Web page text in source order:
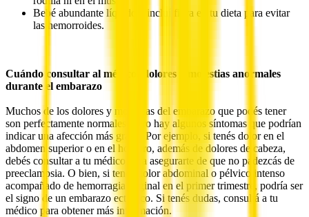
Bebé abundante líquido e incluí fibra en tu dieta para evitar
las hemorroides.
Cuándo consultar al médico: dolores y molestias anormales
durante el embarazo
Muchos de los dolores y molestias del embarazo que podés tener
son perfectamente normales, pero hay algunos síntomas que podrían
indicar una afección más grave. Por ejemplo, si tenés dolor en el
abdomen superior o en el hombro, además de dolores de cabeza,
debés consultar a tu médico para asegurarte de que no padezcás de
preeclampsia. O bien, si tenés dolor abdominal o pélvico intenso
acompañado de hemorragia vaginal en el primer trimestre, podría ser
el signo de un embarazo ectópico. Si tenés dudas, consultá a tu
médico para obtener más información.